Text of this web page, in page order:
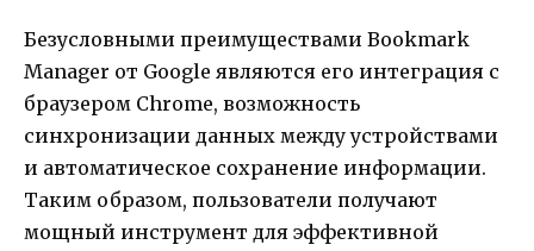
Безусловными преимуществами Bookmark
Manager от Google являются его интеграция с
браузером Chrome, возможность
синхронизации данных между устройствами
и автоматическое сохранение информации.
Таким образом, пользователи получают
мощный инструмент для эффективной